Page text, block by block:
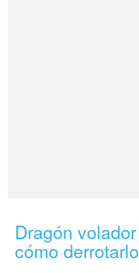
Dragón
cómo derrotarlo